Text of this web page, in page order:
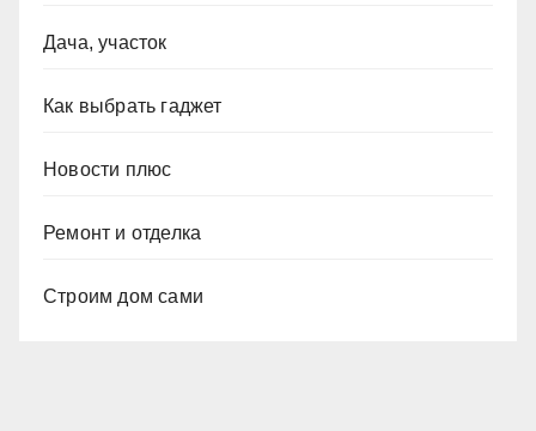
Дача, участок
Как выбрать гаджет
Новости плюс
Ремонт и отделка
Строим дом сами